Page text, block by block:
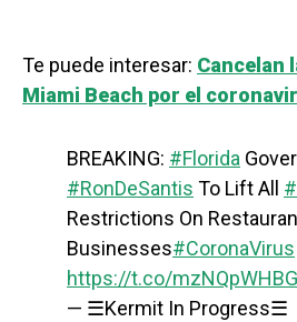
Te puede interesar: Cancelan
Miami Beach por el
BREAKING: #Florida
#RonDeSantis To Lift All
Restrictions On
Businesses#CoronaVirus
https://t.co/
— ☰Kermit In Progress☰